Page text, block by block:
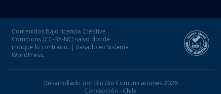
Contenidos bajo licencia Creative
Commons (CC-BY-NC) salvo donde
indique lo contrario. | Basado en Sistema
WordPress.
Desarrollado por Bio Bio Comunicaciones 2026
Concepción - Chile